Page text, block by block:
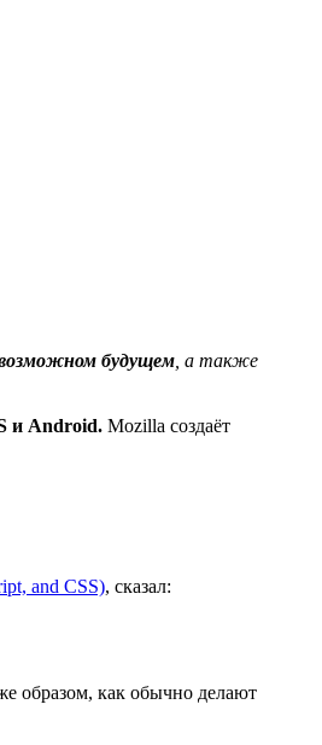
будущем , а также
и Android. Mozilla создаёт
and CSS), сказал:
образом, как обычно делают